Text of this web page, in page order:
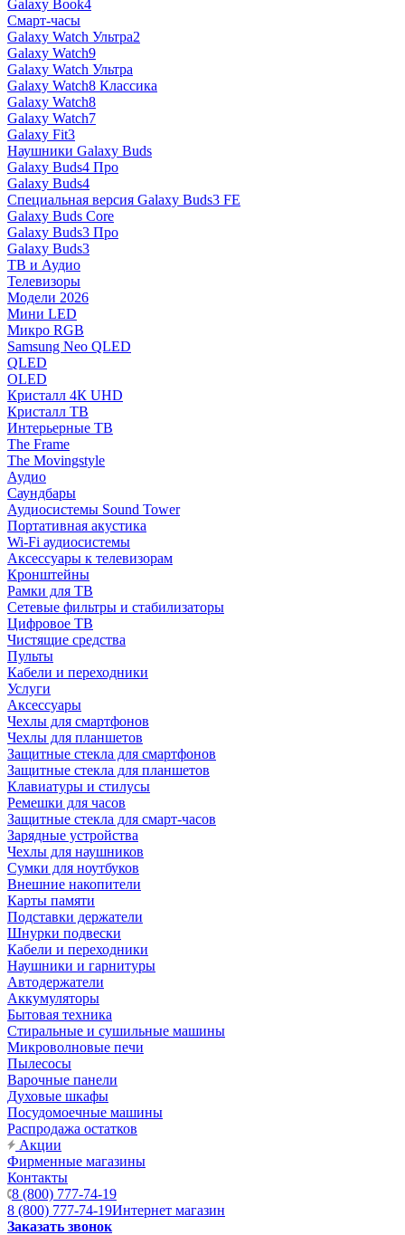
Galaxy Book4
Смарт-часы
Galaxy Watch Ультра2
Galaxy Watch9
Galaxy Watch Ультра
Galaxy Watch8 Классика
Galaxy Watch8
Galaxy Watch7
Galaxy Fit3
Наушники Galaxy Buds
Galaxy Buds4 Про
Galaxy Buds4
Специальная версия Galaxy Buds3 FE
Galaxy Buds Core
Galaxy Buds3 Про
Galaxy Buds3
ТВ и Аудио
Телевизоры
Модели 2026
Мини LED
Микро RGB
Samsung Neo QLED
QLED
OLED
Кристалл 4К UHD
Кристалл ТВ
Интерьерные ТВ
The Frame
The Movingstyle
Аудио
Саундбары
Аудиосистемы Sound Tower
Портативная акустика
Wi-Fi аудиосистемы
Аксессуары к телевизорам
Кронштейны
Рамки для ТВ
Сетевые фильтры и стабилизаторы
Цифровое ТВ
Чистящие средства
Пульты
Кабели и переходники
Услуги
Аксессуары
Чехлы для смартфонов
Чехлы для планшетов
Защитные стекла для смартфонов
Защитные стекла для планшетов
Клавиатуры и стилусы
Ремешки для часов
Защитные стекла для смарт-часов
Зарядные устройства
Чехлы для наушников
Сумки для ноутбуков
Внешние накопители
Карты памяти
Подставки держатели
Шнурки подвески
Кабели и переходники
Наушники и гарнитуры
Автодержатели
Аккумуляторы
Бытовая техника
Стиральные и сушильные машины
Микроволновые печи
Пылесосы
Варочные панели
Духовые шкафы
Посудомоечные машины
Распродажа остатков
Акции
Фирменные магазины
Контакты
8 (800) 777-74-19
8 (800) 777-74-19Интернет магазин
Заказать звонок